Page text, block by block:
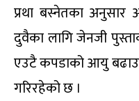
प्रथा बस्नेतका अनुसार
दुवैका लागि जेनजी
एउटै कपडाको आयु
गरिरहेको छ ।